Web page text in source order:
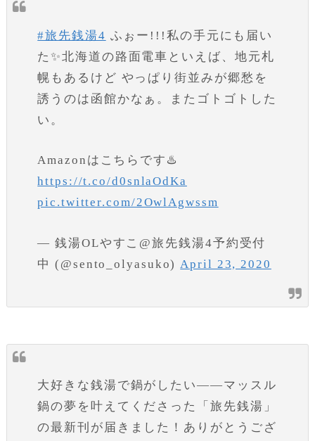
#旅先銭湯4 ふぉー!!!私の手元にも届い
た✨北海道の路面電車といえば、地元札
幌もあるけど やっぱり街並みが郷愁を
誘うのは函館かなぁ。またゴトゴトした
い。
Amazonはこちらです♨️
https://t.co/d0snlaOdKa
pic.twitter.com/2OwlAgwssm
— 銭湯OLやすこ@旅先銭湯4予約受付
中 (@sento_olyasuko)April 23, 2020
大好きな銭湯で鍋がしたい——マッスル
鍋の夢を叶えてくださった「旅先銭湯」
の最新刊が届きました！ありがとうござ